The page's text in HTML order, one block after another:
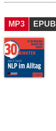
MP3 EPUB